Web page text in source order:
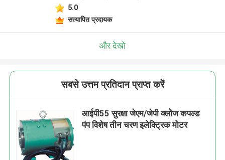
5.0
सत्यापित प्रदायक
और देखो
सबसे उत्तम प्रतिदान प्राप्त करें
आईपी55 सुरक्षा जेएम/जेपी क्लोज कपल्ड
पंप विशेष तीन चरण इलेक्ट्रिक मोटर